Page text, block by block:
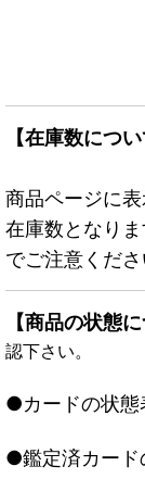
【在庫数につい
商品ページに
在庫数となり
でご注意くださ
【商品の状態に
認下さい。
●カードの状態
●鑑定済カード